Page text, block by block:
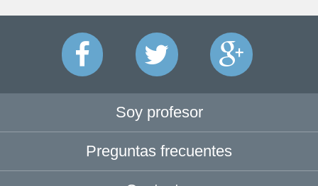
Soy profesor
Preguntas frecuentes